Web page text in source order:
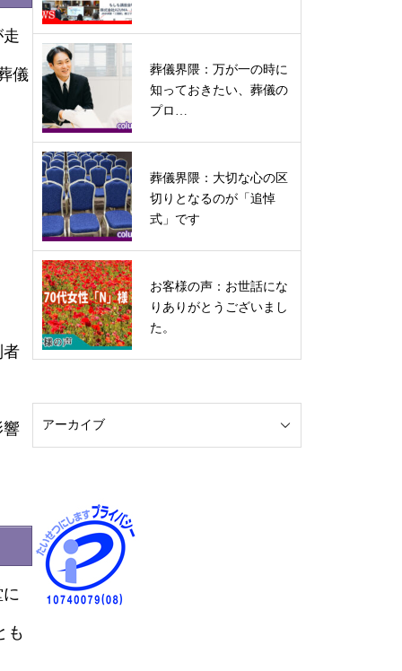
儀
者
響
も
葬儀界隈：万が一の時に
知っておきたい、葬儀の
プロ…
葬儀界隈：大切な心の区
切りとなるのが「追悼
式」です
お客様の声：お世話にな
りありがとうございまし
た。